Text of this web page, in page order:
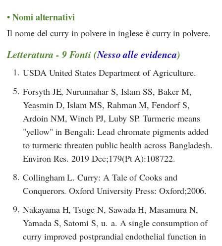
Nomi alternativi
Il nome del curry in polvere in inglese è curry in polvere.
Letteratura - 9 Fonti (Nesso alle evidenca)
1. USDA United States Department of Agriculture.
5. Forsyth JE, Nurunnahar S, Islam SS, Baker M,
Yeasmin D, Islam MS, Rahman M, Fendorf S,
Ardoin NM, Winch PJ, Luby SP. Turmeric means
"yellow" in Bengali: Lead chromate pigments added
to turmeric threaten public health across Bangladesh.
Environ Res. 2019 Dec;179(Pt A):108722.
8. Collingham L. Curry: A Tale of Cooks and
Conquerors. Oxford University Press: Oxford;2006.
9. Nakayama H, Tsuge N, Sawada H, Masamura N,
Yamada S, Satomi S, u. a. A single consumption of
curry improved postprandial endothelial function in